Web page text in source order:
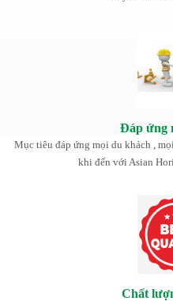
Đáp ứng
Mục tiêu đáp ứng mọi du khách ,
khi đến với Asian
Chất